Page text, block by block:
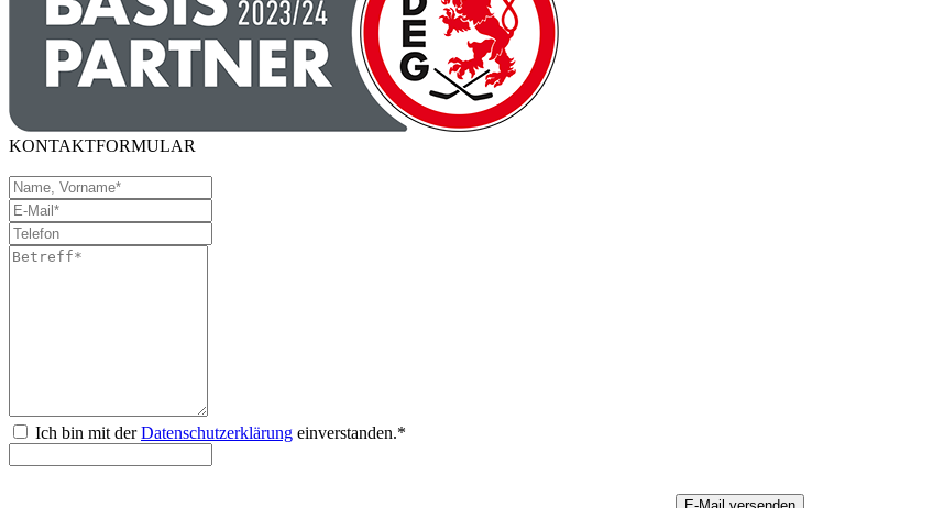
KONTAKTFORMULAR
Ich bin mit derDatenschutzerklärung einverstanden.*